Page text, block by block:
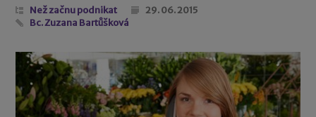
Než začnu podnikat
29. 06. 2015
Bc. Zuzana Bartůšková